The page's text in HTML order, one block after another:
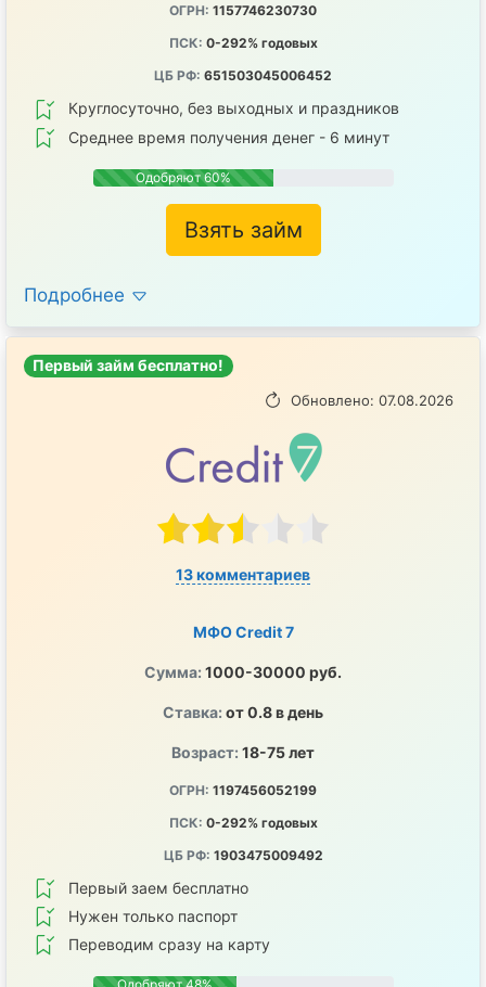
ОГРН: 1157746230730
ПСК: 0-292% годовых
ЦБ РФ: 651503045006452
Круглосуточно, без выходных и праздников
Среднее время получения денег - 6 минут
Одобряют 60%
Взять займ
Подробнее
Первый займ бесплатно!
Обновлено: 07.08.2026
13 комментариев
МФО Credit 7
Сумма: 1000-30000 руб.
Ставка: от 0.8 в день
Возраст: 18-75 лет
ОГРН: 1197456052199
ПСК: 0-292% годовых
ЦБ РФ: 1903475009492
Первый заем бесплатно
Нужен только паспорт
Переводим сразу на карту